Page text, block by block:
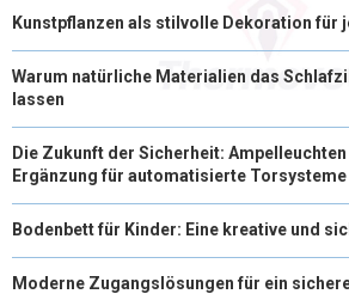
Kunstpflanzen als stilvolle Dekoration für
Warum natürliche Materialien das
lassen
Die Zukunft der Sicherheit:
Ergänzung für automatisierte Torsysteme
Bodenbett für Kinder: Eine kreative und
Moderne Zugangslösungen für ein